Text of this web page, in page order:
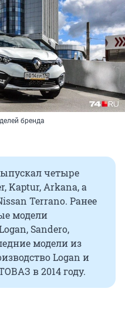
бренда
четыре
Kaptur, Arkana, а
Terrano. Ранее
модели
Sandero,
модели из
Logan и
в 2014 году.